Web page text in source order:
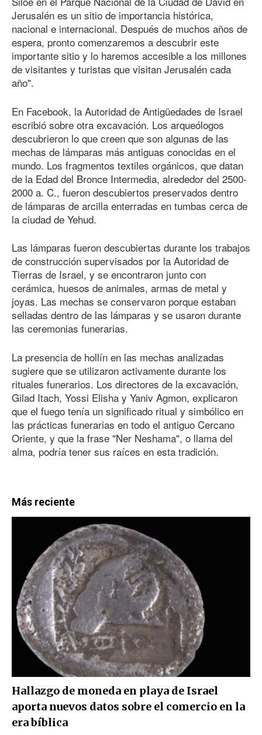
Jerusalén es un sitio de importancia histórica,
nacional e internacional. Después de muchos años de
espera, pronto comenzaremos a descubrir este
importante sitio y lo haremos accesible a los millones
de visitantes y turistas que visitan Jerusalén cada
año".
En Facebook, la Autoridad de Antigüedades de Israel
escribió sobre otra excavación. Los arqueólogos
descubrieron lo que creen que son algunas de las
mechas de lámparas más antiguas conocidas en el
mundo. Los fragmentos textiles orgánicos, que datan
de la Edad del Bronce Intermedia, alrededor del 2500-
2000 a. C., fueron descubiertos preservados dentro
de lámparas de arcilla enterradas en tumbas cerca de
la ciudad de Yehud.
Las lámparas fueron descubiertas durante los trabajos
de construcción supervisados por la Autoridad de
Tierras de Israel, y se encontraron junto con
cerámica, huesos de animales, armas de metal y
joyas. Las mechas se conservaron porque estaban
selladas dentro de las lámparas y se usaron durante
las ceremonias funerarias.
La presencia de hollín en las mechas analizadas
sugiere que se utilizaron activamente durante los
rituales funerarios. Los directores de la excavación,
Gilad Itach, Yossi Elisha y Yaniv Agmon, explicaron
que el fuego tenía un significado ritual y simbólico en
las prácticas funerarias en todo el antiguo Cercano
Oriente, y que la frase "Ner Neshama", o llama del
alma, podría tener sus raíces en esta tradición.
Más reciente
Hallazgo de moneda en playa de Israel
aporta nuevos datos sobre el comercio en la
era bíblica